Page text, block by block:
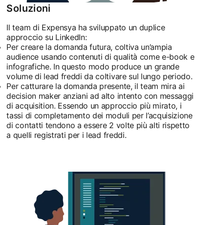
Soluzioni
Il team di Expensya ha sviluppato un duplice
approccio su LinkedIn:
Per creare la domanda futura, coltiva un’ampia
audience usando contenuti di qualità come e-book e
infografiche. In questo modo produce un grande
volume di lead freddi da coltivare sul lungo periodo.
Per catturare la domanda presente, il team mira ai
decision maker anziani ad alto intento con messaggi
di acquisition. Essendo un approccio più mirato, i
tassi di completamento dei moduli per l’acquisizione
di contatti tendono a essere 2 volte più alti rispetto
a quelli registrati per i lead freddi.